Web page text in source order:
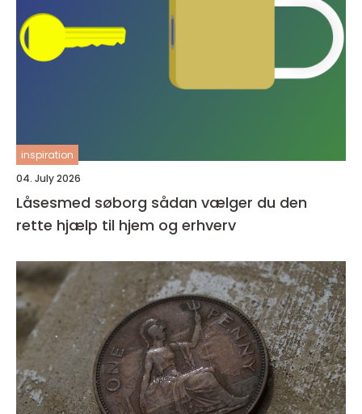
inspiration
04. July 2026
Låsesmed søborg sådan vælger du den
rette hjælp til hjem og erhverv